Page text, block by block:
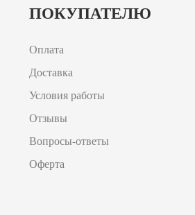
ПОКУПАТЕЛЮ
Оплата
Доставка
Условия работы
Отзывы
Вопросы-ответы
Оферта